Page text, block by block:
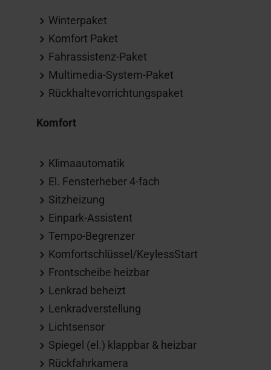
Winterpaket
Komfort Paket
Fahrassistenz-Paket
Multimedia-System-Paket
Rückhaltevorrichtungspaket
Komfort
Klimaautomatik
El. Fensterheber 4-fach
Sitzheizung
Einpark-Assistent
Tempo-Begrenzer
Komfortschlüssel/KeylessStart
Frontscheibe heizbar
Lenkrad beheizt
Lenkradverstellung
Lichtsensor
Spiegel (el.) klappbar & heizbar
Rückfahrkamera